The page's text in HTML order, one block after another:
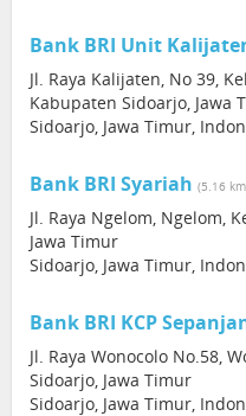
Bank BRI Unit
Jl. Raya Kalijaten, No 39,
Kabupaten Sidoarjo, Jawa
Sidoarjo, Jawa Timur,
Bank BRI Syariah (5.16
Jl. Raya Ngelom, Ngelom,
Jawa Timur
Sidoarjo, Jawa Timur,
Bank BRI KCP
Jl. Raya Wonocolo No.58,
Sidoarjo, Jawa Timur
Sidoarjo, Jawa Timur,